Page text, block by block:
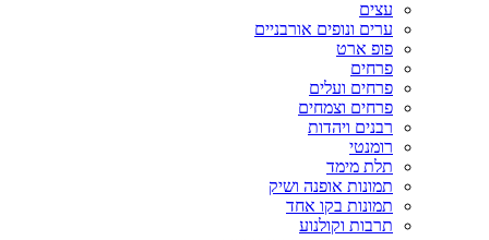
עצים
ערים ונופים אורבניים
פופ ארט
פרחים
פרחים ועלים
פרחים וצמחים
רבנים ויהדות
רומנטי
תלת מימד
תמונות אופנה ושיק
תמונות בקו אחד
תרבות וקולנוע